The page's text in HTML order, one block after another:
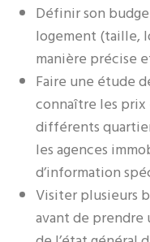
Définir son
logement (taille,
manière précise
Faire une étude
connaître les prix
différents
les agences
d’information
Visiter plusieurs
avant de